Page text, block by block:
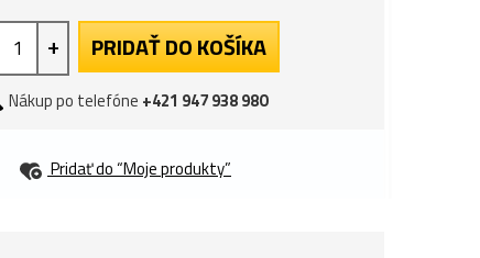
+ PRIDAŤ DO KOŠÍKA
Nákup po telefóne +421 947 938 980
Pridať do “Moje produkty”